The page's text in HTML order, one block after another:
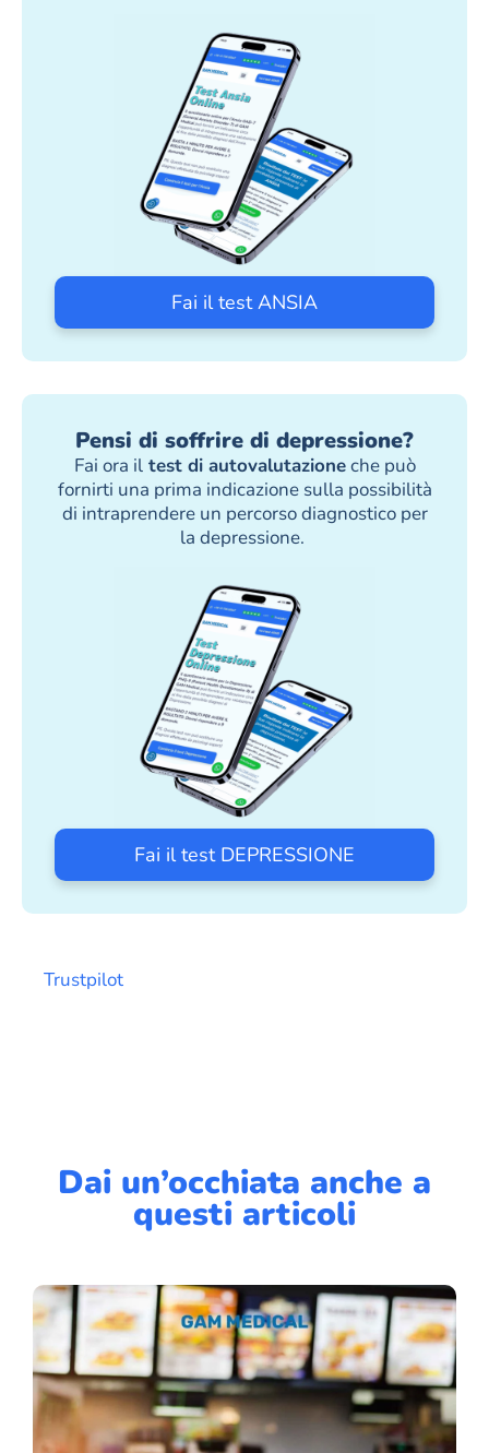
Fai il test ANSIA
Pensi di soffrire di depressione?
Fai ora iltest di autovalutazioneche può
fornirti una prima indicazione sulla possibilità
di intraprendere un percorso diagnostico per
la depressione.
Fai il test DEPRESSIONE
Trustpilot
Dai un’occhiata anche a
questi articoli